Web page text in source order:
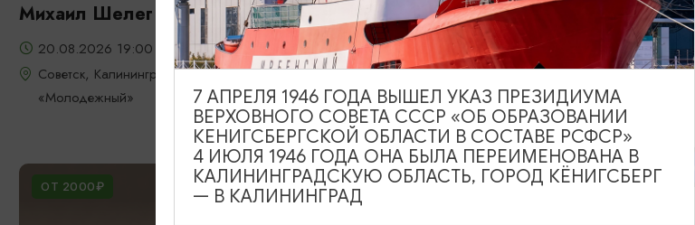
Михаил Шелег
20.08.2026 19:00
Советск, Калининградский областной театр юного зрителя
«Молодежный»
Группа «Градусы»
20.08.2026 19:00
Светлогорск, Театр эстрады «Янтарь-холл»
ОТ 2000₽ ОТ 60₽
7 АПРЕЛЯ 1946 ГОДА ВЫШЕЛ УКАЗ ПРЕЗИДИУМА
ВЕРХОВНОГО СОВЕТА СССР «ОБ ОБРАЗОВАНИИ
КЕНИГСБЕРГСКОЙ ОБЛАСТИ В СОСТАВЕ РСФСР»
4 ИЮЛЯ 1946 ГОДА ОНА БЫЛА ПЕРЕИМЕНОВАНА В
КАЛИНИНГРАДСКУЮ ОБЛАСТЬ, ГОРОД КЁНИГСБЕРГ
— В КАЛИНИНГРАД